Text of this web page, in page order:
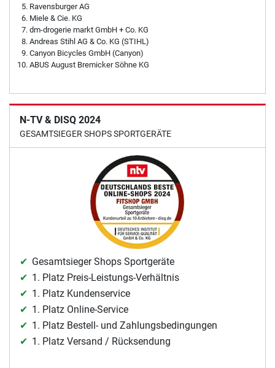
Ravensburger AG
Miele & Cie. KG
dm-drogerie markt GmbH + Co. KG
Andreas Stihl AG & Co. KG (STIHL)
Canyon Bicycles GmbH (Canyon)
ABUS August Bremicker Söhne KG
N-TV & DISQ 2024
GESAMTSIEGER SHOPS SPORTGERÄTE
Gesamtsieger Shops Sportgeräte
1. Platz Preis-Leistungs-Verhältnis
1. Platz Kundenservice
1. Platz Online-Service
1. Platz Bestell- und Zahlungsbedingungen
1. Platz Versand / Rücksendung